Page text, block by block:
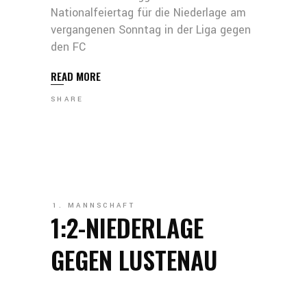
Nationalfeiertag für die Niederlage am
vergangenen Sonntag in der Liga gegen
den FC
READ MORE
SHARE
1. MANNSCHAFT
1:2-NIEDERLAGE
GEGEN LUSTENAU